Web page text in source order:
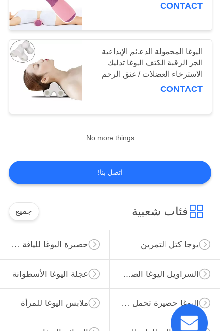
CONTACT
اليوغا المحمولة الدعائم الإبداعية
الجر الرقبة الكتف اليوغا تدليك
الاسترخاء العضلات / عنق الرحم
CONTACT
No more things
اتصل بنا!
فئات شعبية جميع
حصيرة اليوغا للياقة البدنية يوجا كتل التمرين
عجلة اليوغا الأسطوانة السراويل اليوغا الصالة الرياضية
ملابس اليوغا للمرأة اليوغا حصيرة تحمل حقيبة